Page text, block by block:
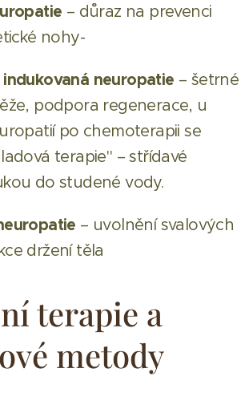
– důraz na prevenci
nohy-
neuropatie – šetrné
podpora regenerace, u
po chemoterapii se
terapie" – střídavé
do studené vody.
– uvolnění svalových
držení těla
terapie a
metody